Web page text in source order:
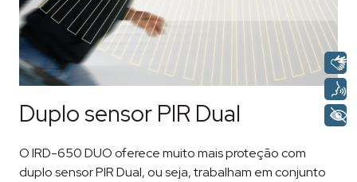
Duplo sensor PIR Dual
O IRD-650 DUO oferece muito mais proteção com
duplo sensor PIR Dual, ou seja, trabalham em conjunto